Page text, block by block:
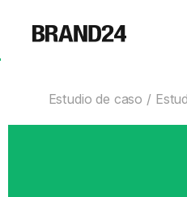
Estudio de caso